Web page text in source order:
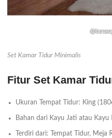
Set Kamar Tidur Minimalis
Fitur Set Kamar
Ukuran Tempat Tidur: King
Bahan dari Kayu Jati atau
Terdiri dari: Tempat Tidur, Meja